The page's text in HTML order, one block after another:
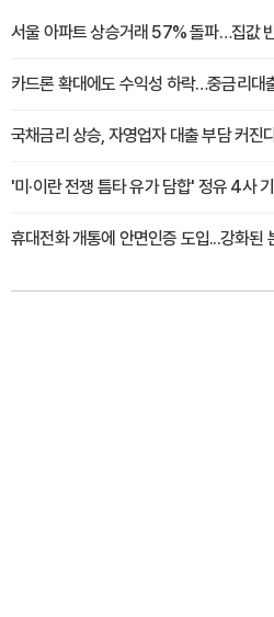
서울 아파트 상승거래 57% 돌파…집값
카드론 확대에도 수익성 하락…중금리대
국채금리 상승, 자영업자 대출 부담 커진
'미·이란 전쟁 틈타 유가 담합' 정유 4사
휴대전화 개통에 안면인증 도입...강화된